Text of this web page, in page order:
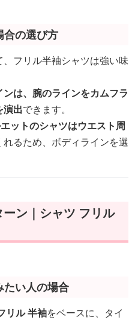
合の選び方
フリル半袖シャツは強い味
は、腕のラインをカムフラ
演出できます。
ットのシャツはウエスト周
れるため、ボディラインを選
ン｜シャツ フリル
たい人の場合
リル 半袖をベースに、タイ